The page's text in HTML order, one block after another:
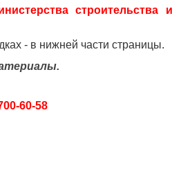
- в нижней части страницы.
60-58